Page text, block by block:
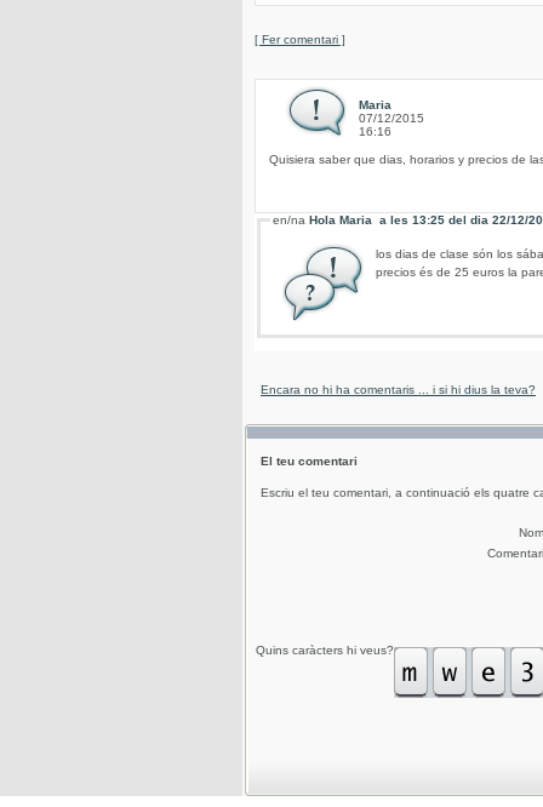
[ Fer comentari ]
Maria
07/12/2015
16:16
Quisiera saber que dias, horarios y precios de
en/na Hola Maria a les 13:25del dia 22/12/
los dias de clase són los
precios és de 25 euros la
Encara no hi ha comentaris ... i si hi dius la teva?
El teu comentari
Escriu el teu comentari, a continuació els quatre
Nom
Comentari
Quins caràcters hi veus?